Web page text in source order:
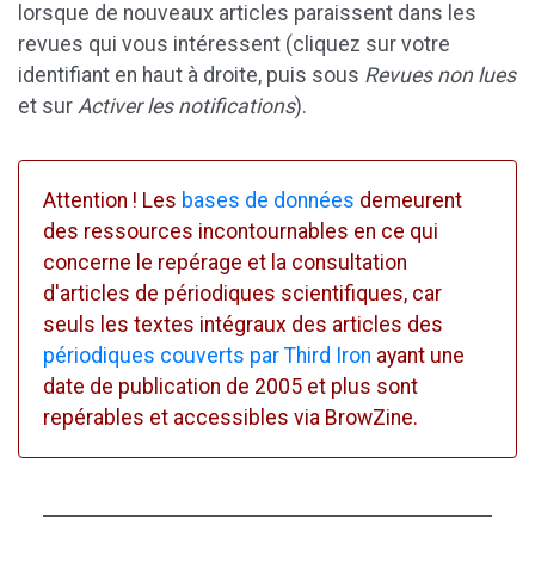
lorsque de nouveaux articles paraissent dans les
revues qui vous intéressent (cliquez sur votre
identifiant en haut à droite, puis sous Revues non lues
et sur Activer les notifications).
Attention ! Les bases de données demeurent
des ressources incontournables en ce qui
concerne le repérage et la consultation
d'articles de périodiques scientifiques, car
seuls les textes intégraux des articles des
périodiques couverts par Third Iron ayant une
date de publication de 2005 et plus sont
repérables et accessibles via BrowZine.